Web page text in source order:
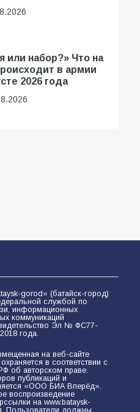
или набор?» Что на
в армии
2026 года
№ 35 дети
профессии
праздника
вручили
gorod» (батайск-город)
службой по
информационных
коммуникаций
Эл № ФС77-
года.
на веб-сайте
в соответствии с
об авторском праве.
публикаций и
«ООО БИА Вперёд».
воспроизведение
на www.bataysk-
Пользователи должны